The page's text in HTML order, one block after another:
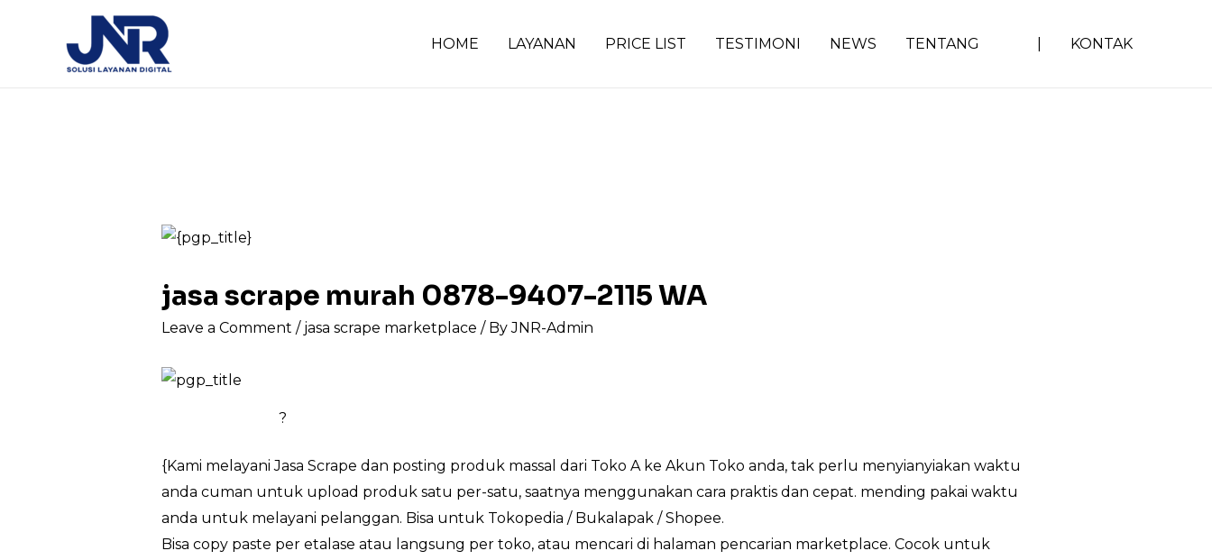
HOME LAYANAN PRICE LIST TESTIMONI NEWS TENTANG KONTAK
jasa scrape murah 0878-9407-2115 WA
Leave a Comment / jasa scrape marketplace / ByJNR-Admin
?
{Kami melayani Jasa Scrape dan posting produk massal dari Toko A ke Akun Toko anda, tak perlu menyianyiakan waktu
anda cuman untuk upload produk satu per-satu, saatnya menggunakan cara praktis dan cepat. mending pakai waktu
anda untuk melayani pelanggan. Bisa untuk Tokopedia / Bukalapak / Shopee.
Bisa copy paste per etalase atau langsung per toko, atau mencari di halaman pencarian marketplace. Cocok untuk